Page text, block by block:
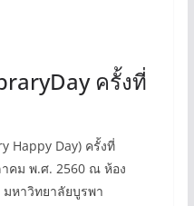
ครั้งที่
Happy Day) ครั้งที่
คม พ.ศ. 2560 ณ ห้อง
หาวิทยาลัยบูรพา